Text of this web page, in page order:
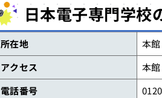
日本電子専門学校
所在地
本
アクセス
本
電話番号